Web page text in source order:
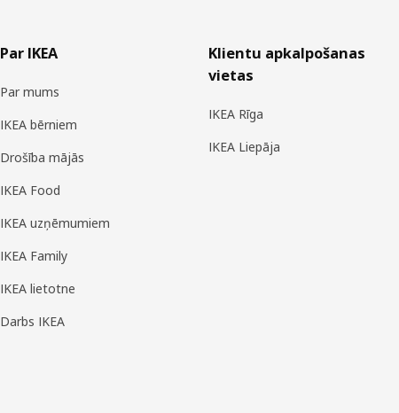
Par IKEA
Par mums
IKEA bērniem
Drošība mājās
IKEA Food
IKEA uzņēmumiem
IKEA Family
IKEA lietotne
Darbs IKEA
Klientu apkalpošanas
vietas
IKEA Rīga
IKEA Liepāja